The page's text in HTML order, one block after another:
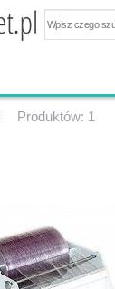
Produktów: 1